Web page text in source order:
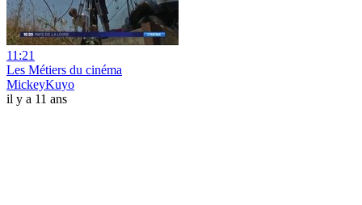
11:21
Les Métiers du cinéma
MickeyKuyo
il y a 11 ans